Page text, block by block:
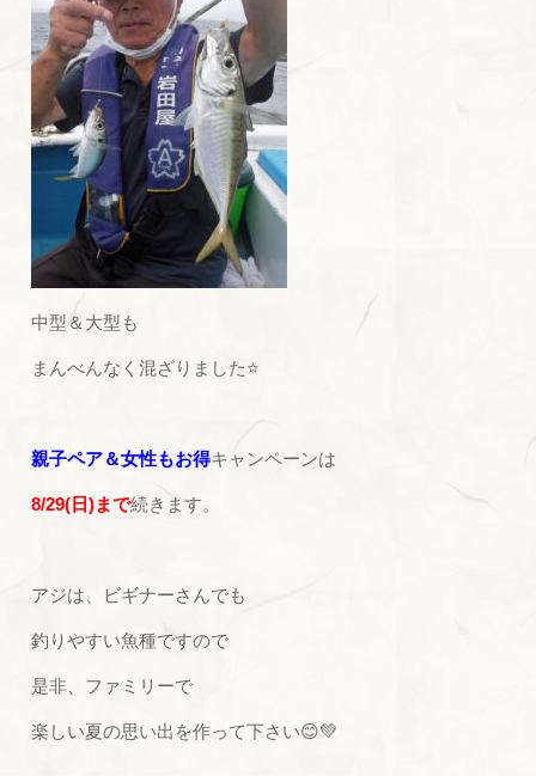
中型＆大型も
まんべんなく混ざりました⭐
親子ペア＆女性もお得キャンペーンは
8/29(日)まで続きます。
アジは、ビギナーさんでも
釣りやすい魚種ですので
是非、ファミリーで
楽しい夏の思い出を作って下さい😊💚